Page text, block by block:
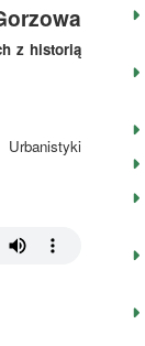
z historią